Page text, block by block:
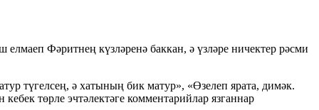
Фәритнең күзләренә баккан, ә үзләре ничектер рәсми
түгелсең, ә хатының бик матур», «Өзелеп ярата, димәк.
төрле эчтәлектәге комментарийлар язганнар